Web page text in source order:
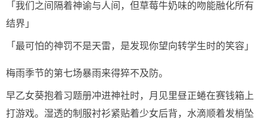
「我们之间隔着神谕与人间，但草莓牛奶味的吻能融化所有
结界」
「最可怕的神罚不是天雷，是发现你望向转学生时的笑容」
梅雨季节的第七场暴雨来得猝不及防。
早乙女葵抱着习题册冲进神社时，月见里昼正蜷在赛钱箱上
打游戏。湿透的制服衬衫紧贴着少女后背，水滴顺着发梢坠